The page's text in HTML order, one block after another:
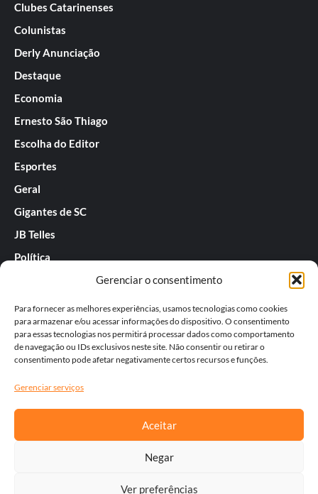
Gerenciar o consentimento
Para fornecer as melhores experiências, usamos tecnologias como cookies
para armazenar e/ou acessar informações do dispositivo. O consentimento
para essas tecnologias nos permitirá processar dados como comportamento
de navegação ou IDs exclusivos neste site. Não consentir ou retirar o
consentimento pode afetar negativamente certos recursos e funções.
Gerenciar serviços
Aceitar
Negar
Ver preferências
Clubes Catarinenses
Colunistas
Derly Anunciação
Destaque
Economia
Ernesto São Thiago
Escolha do Editor
Esportes
Geral
Gigantes de SC
JB Telles
Política
Rafael Guarnieri
Séries
Tatiana
Werner Zotz